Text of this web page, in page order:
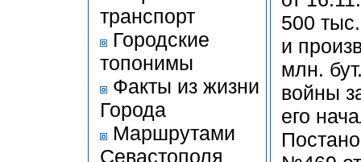
транспорт
Городские
топонимы
Факты из жизни
Города
Маршрутами
Севастополя
500
и
млн.
войны
его